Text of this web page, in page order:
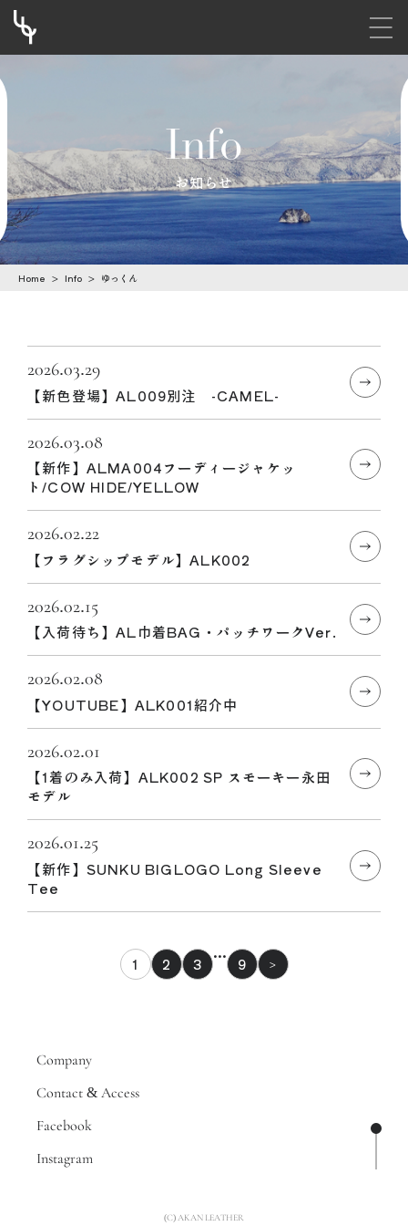
k
o
c
o
メ
Info
お知らせ
Home > Info > ゆっくん
2026.03.29
【新色登場】AL009別注 -CAMEL-
2026.03.08
【新作】ALMA004フーディージャケッ
ト/COW HIDE/YELLOW
2026.02.22
【フラグシップモデル】ALK002
2026.02.15
【入荷待ち】AL巾着BAG・パッチワークVer.
2026.02.08
【YOUTUBE】ALK001紹介中
2026.02.01
【1着のみ入荷】ALK002 SP スモーキー永田
モデル
2026.01.25
【新作】SUNKU BIGLOGO Long Sleeve
Tee
1 2 3 … 9 >
ペー
Company
Contact & Access
Facebook
Instagram
(C) AKAN LEATHER